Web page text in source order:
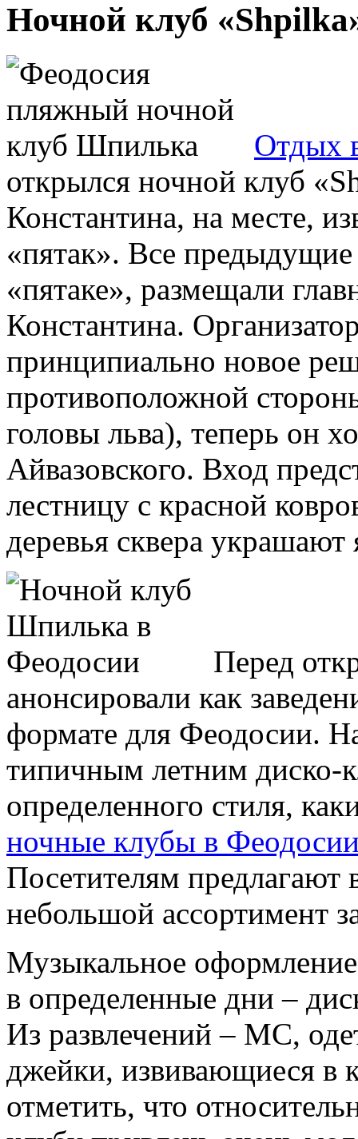
Ночной клуб
Отдых
открылся ночной клуб
Константина, на месте,
«пятак». Все
«пятаке», размещали
Константина.
принципиально новое
противоположной
головы льва), теперь он
Айвазовского. Вход
лестницу с красной
деревья сквера
Перед
анонсировали как
формате для Феодосии.
типичным летним диско-
определенного стиля,
ночные клубы в
Посетителям предлагают
небольшой ассортимент
Музыкальное
в определенные дни –
Из развлечений – МС,
джейки, извивающиеся в
отметить, что